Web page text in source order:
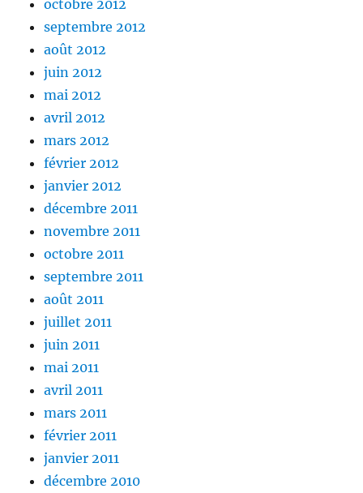
octobre 2012
septembre 2012
août 2012
juin 2012
mai 2012
avril 2012
mars 2012
février 2012
janvier 2012
décembre 2011
novembre 2011
octobre 2011
septembre 2011
août 2011
juillet 2011
juin 2011
mai 2011
avril 2011
mars 2011
février 2011
janvier 2011
décembre 2010